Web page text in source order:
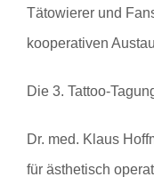
Tätowierer und
kooperativen
Die 3. Tattoo-
Dr. med. Klaus
für ästhetisch